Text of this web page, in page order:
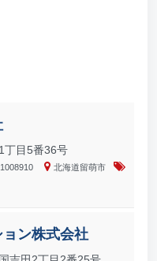
丁目5番36号
北海道留萌市
ョン株式会社